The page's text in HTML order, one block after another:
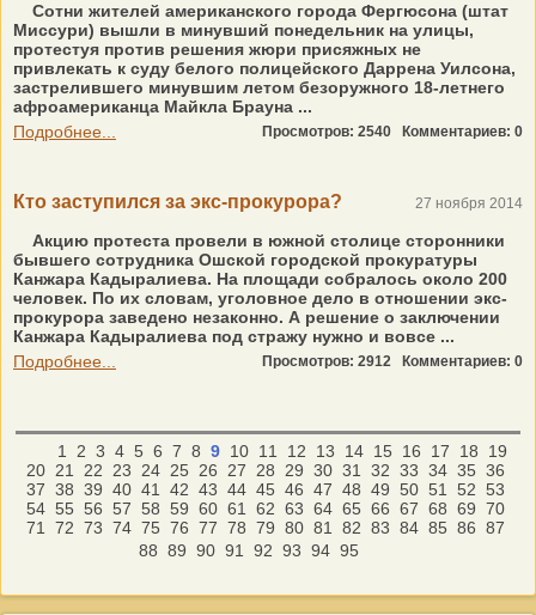
Сотни жителей американского города Фергюсона (штат
Миссури) вышли в минувший понедельник на улицы,
протестуя против решения жюри присяжных не
привлекать к суду белого полицейского Даррена Уилсона,
застрелившего минувшим летом безоружного 18-летнего
афроамериканца Майкла Брауна ...
Подробнее...
Просмотров: 2540 Комментариев: 0
Кто заступился за экс-прокурора? 27 ноября 2014
Акцию протеста провели в южной столице сторонники
бывшего сотрудника Ошской городской прокуратуры
Канжара Кадыралиева. На площади собралось около 200
человек. По их словам, уголовное дело в отношении экс-
прокурора заведено незаконно. А решение о заключении
Канжара Кадыралиева под стражу нужно и вовсе ...
Подробнее...
Просмотров: 2912 Комментариев: 0
1 2 3 4 5 6 7 8 9 10 11 12 13 14 15 16 17 18
19
20 21 22 23 24 25 26 27 28 29 30 31 32 33 34 35 36
37 38 39 40 41 42 43 44 45 46 47 48 49 50 51 52 53
54 55 56 57 58 59 60 61 62 63 64 65 66 67 68 69 70
71
72 73 74 75 76 77 78 79 80 81 82 83 84 85 86 87
88 89 90 91 92 93 94 95